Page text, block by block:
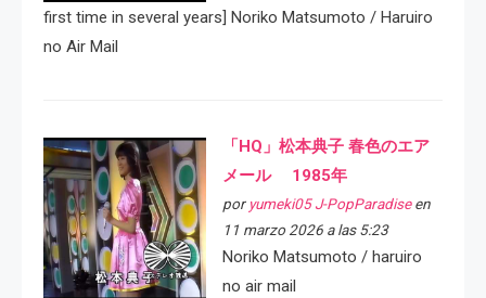
first time in several years] Noriko Matsumoto / Haruiro
no Air Mail
「HQ」松本典子 春色のエア
メール 1985年
por yumeki05 J-PopParadiseen
11 marzo 2026 a las 5:23
Noriko Matsumoto / haruiro
no air mail